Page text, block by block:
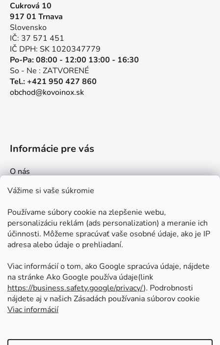
Vážime si vaše súkromie
Používame súbory cookie na zlepšenie webu,
personalizáciu reklám (ads personalization) a meranie ich
účinnosti. Môžeme spracúvať vaše osobné údaje, ako je IP
adresa alebo údaje o prehliadaní.
Viac informácií o tom, ako Google spracúva údaje, nájdete
na stránke Ako Google používa údaje(link
https://business.safety.google/privacy/⁩). Podrobnosti
nájdete aj v našich Zásadách používania súborov cookie
Viac informácií
Cukrová 10
917 01 Trnava
Slovensko
IČ: 37 571 451
IČ DPH: SK 1020347779
Po-Pa: 08:00 - 12:00 13:00 - 16:30
So - Ne : ZATVORENÉ
Tel.: +421 950 427 860
obchod@kovoinox.sk
Informácie pre vás
O nás
Kontakt
Ako nakupovať
Obchodné podmienky
Ochrana osobných údajov
Odstúpenie od zmluvy
Prijímame online platby